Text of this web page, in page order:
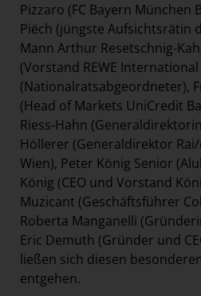
Pizzaro (FC Bayern München
Piëch (jüngste Aufsichtsrätin
Mann Arthur Resetschnig-
(Vorstand REWE International
(Nationalratsabgeordneter),
(Head of Markets UniCredit
Riess-Hahn
Höllerer (Generaldirektor
Wien), Peter König Senior
König (CEO und Vorstand
Muzicant (Geschäftsführer
Roberta Manganelli
Eric Demuth (Gründer und
ließen sich diesen
entgehen.